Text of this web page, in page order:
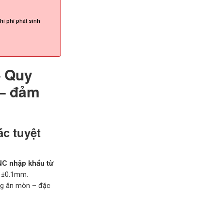
phí phát sinh
đảm
tuyệt
nhập khẩu từ
ăn mòn – đặc